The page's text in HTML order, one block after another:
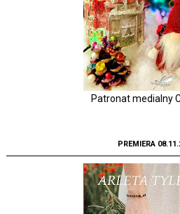
Patronat medialny
PREMIERA